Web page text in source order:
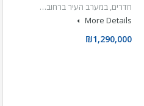
חדרים, במערב העיר ברחוב…
More Details
₪1,290,000